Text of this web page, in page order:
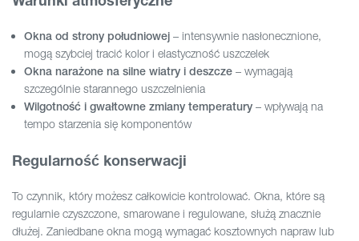
Okna od strony południowej – intensywnie nasłonecznione,
mogą szybciej tracić kolor i elastyczność uszczelek
Okna narażone na silne wiatry i deszcze – wymagają
szczególnie starannego uszczelnienia
Wilgotność i gwałtowne zmiany temperatury – wpływają na
tempo starzenia się komponentów
Regularność konserwacji
To czynnik, który możesz całkowicie kontrolować. Okna, które są
regularnie czyszczone, smarowane i regulowane, służą znacznie
dłużej. Zaniedbane okna mogą wymagać kosztownych napraw lub